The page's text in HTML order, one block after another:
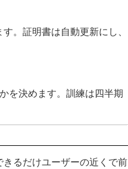
。証明書は自動更新にし、
を決めます。訓練は四半期
るだけユーザーの近くで前